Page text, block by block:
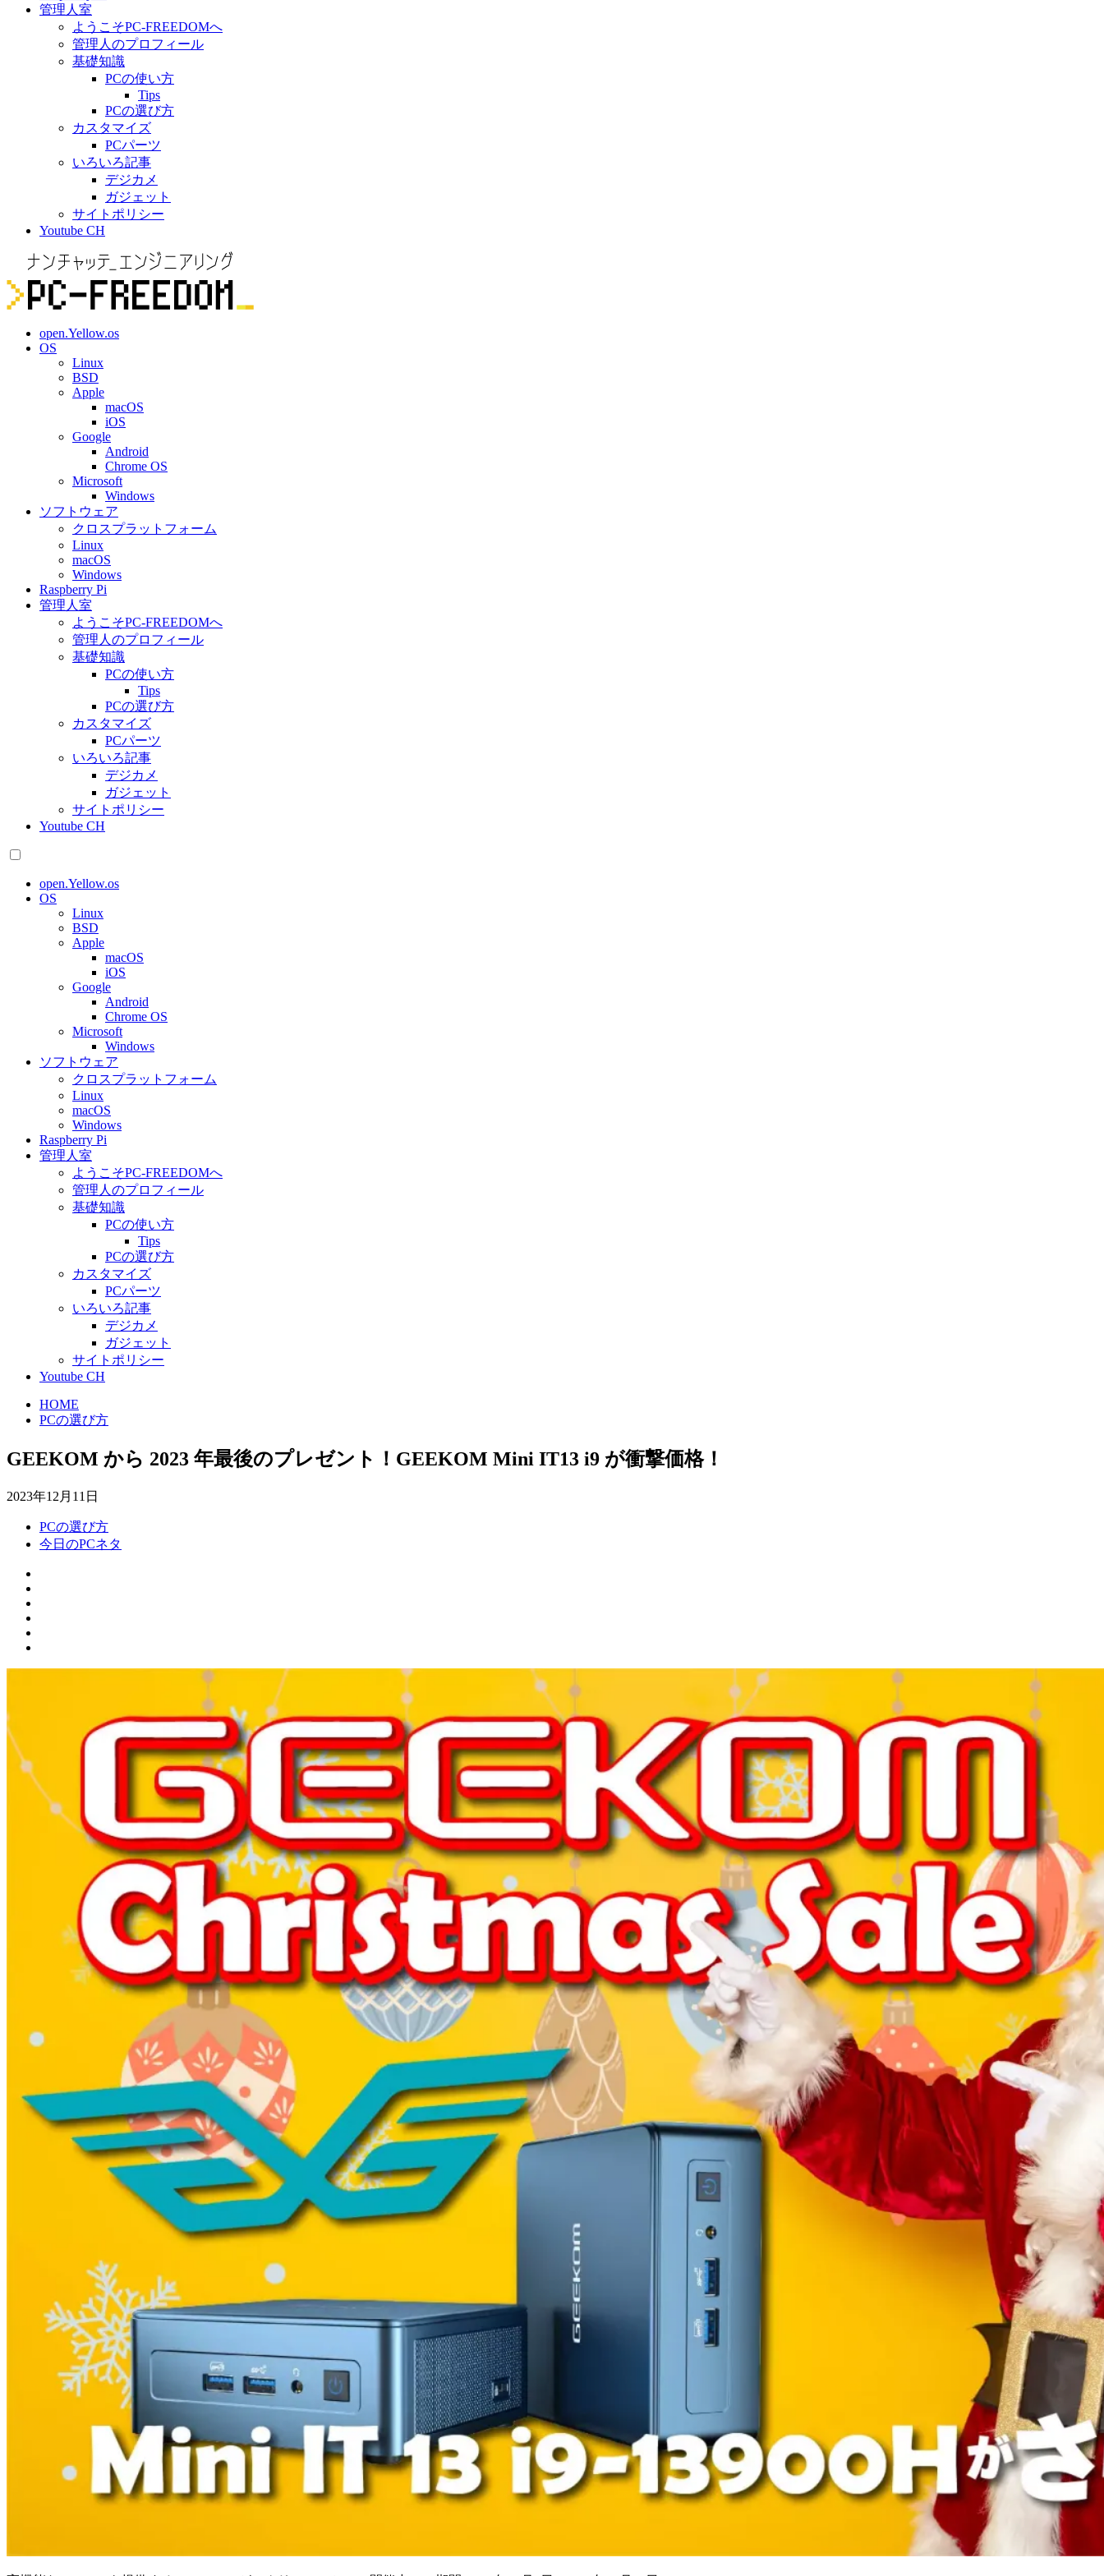
管理人室
ようこそPC-FREEDOMへ
管理人のプロフィール
基礎知識
PCの使い方
Tips
PCの選び方
カスタマイズ
PCパーツ
いろいろ記事
デジカメ
ガジェット
サイトポリシー
Youtube CH
open.Yellow.os
OS
Linux
BSD
Apple
macOS
iOS
Google
Android
Chrome OS
Microsoft
Windows
ソフトウェア
クロスプラットフォーム
Linux
macOS
Windows
Raspberry Pi
管理人室
ようこそPC-FREEDOMへ
管理人のプロフィール
基礎知識
PCの使い方
Tips
PCの選び方
カスタマイズ
PCパーツ
いろいろ記事
デジカメ
ガジェット
サイトポリシー
Youtube CH
open.Yellow.os
OS
Linux
BSD
Apple
macOS
iOS
Google
Android
Chrome OS
Microsoft
Windows
ソフトウェア
クロスプラットフォーム
Linux
macOS
Windows
Raspberry Pi
管理人室
ようこそPC-FREEDOMへ
管理人のプロフィール
基礎知識
PCの使い方
Tips
PCの選び方
カスタマイズ
PCパーツ
いろいろ記事
デジカメ
ガジェット
サイトポリシー
Youtube CH
HOME
PCの選び方
GEEKOM から 2023 年最後のプレゼント！GEEKOM Mini IT13 i9 が衝撃価格！
2023年12月11日
PCの選び方
今日のPCネタ